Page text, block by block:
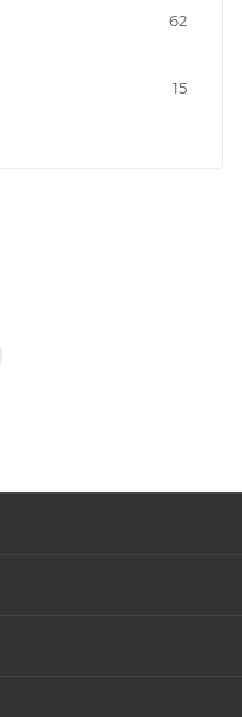
62
15